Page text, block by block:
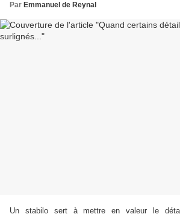
Par Emmanuel de Reynal
Un stabilo sert à mettre en valeur le